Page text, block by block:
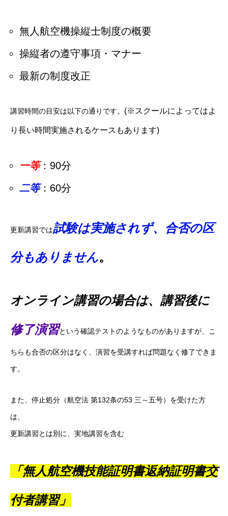
無人航空機操縦士制度の概要
操縦者の遵守事項・マナー
最新の制度改正
講習時間の目安は以下の通りです。 (※スクールによってはよ
り長い時間実施されるケースもあります)
一等：90分
二等：60分
更新講習では試験は実施されず、合否の区
分もありません。
オンライン講習の場合は、講習後に
修了演習という確認テストのようなものがありますが、こ
ちらも合否の区分はなく、演習を受講すれば問題なく修了できま
す。
また、停止処分（航空法 第132条の53 三～五号）を受けた方
は、
更新講習とは別に、実地講習を含む
「無人航空機技能証明書返納証明書交
付者講習」